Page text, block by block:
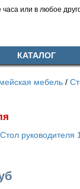
или в любое
КАТАЛОГ
мебель